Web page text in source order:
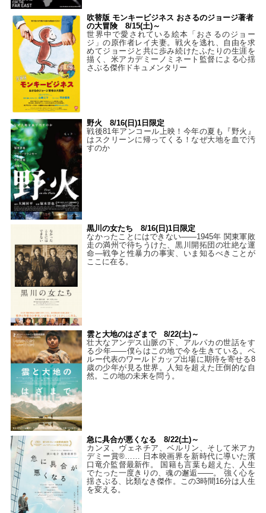
吹替版 モンキービジネス おさるのジョージ著者
の大冒険 8/15(土)～
世界中で愛されている絵本「おさるのジョー
ジ」の原作者レイ夫妻。戦火を逃れ、自由を求
めてジョージと共に歩み続けたふたりの生涯を
描く、米アカデミーノミネート監督による心揺
さぶる傑作ドキュメンタリー
野火 8/16(日)1日限定
戦後81年アンコール上映！今年の夏も『野火』
はスクリーンに帰ってくる！なぜ大地を血で汚
すのか
黒川の女たち 8/16(日)1日限定
なかったことにはできない——1945年 関東軍敗
走の満州で待ちうけた、黒川開拓団の壮絶な運
命―戦争と性暴力の事実、いま知るべきことが
ここに在る。
雲と大地のはざまで 8/22(土)～
壮大なアンデス山脈の下、アルパカの世話をす
る少年――僕らはこの地で今を生きている。ペ
ルー代表のワールドカップ出場に期待を寄せる8
歳の少年が見る世界。人知を超えた圧倒的な自
然。この地の未来を問う。
急に具合が悪くなる 8/22(土)～
カンヌ、ヴェネチア、ベルリン、そして米アカ
デミー賞®…… 日本映画界を新時代に導いた濱
口竜介監督最新作。 国籍も言葉も超えた、人生
でたった一度きりの、魂の邂逅――。 強く心を
揺さぶる、比類なき傑作。この3時間16分は人生
を変える。